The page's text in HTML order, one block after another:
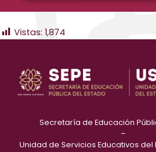
Vistas: 1,874
Secretaría de Educación
–
Unidad de Servicios Educativos del